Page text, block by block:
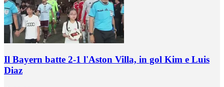
Il Bayern batte 2-1 l'Aston Villa, in gol Kim e Luis
Diaz